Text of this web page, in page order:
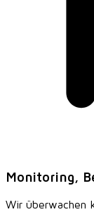
Monitoring,
Wir überwachen